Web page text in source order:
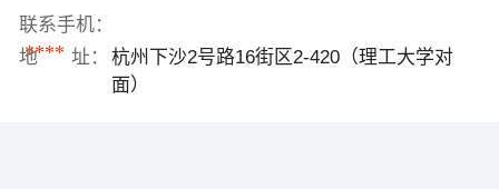
联系手机：
****
地 址：
杭州下沙2号路16街区2-420（理工大学对
面）